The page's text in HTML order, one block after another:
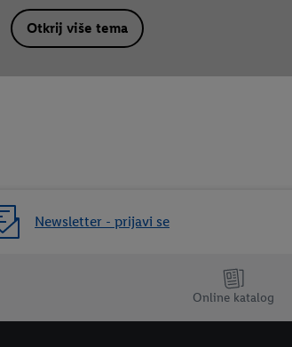
Otkrij više tema
Newsletter - prijavi se
Online katalog